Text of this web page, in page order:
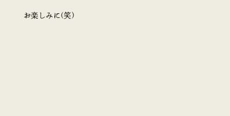
お楽しみに(笑)